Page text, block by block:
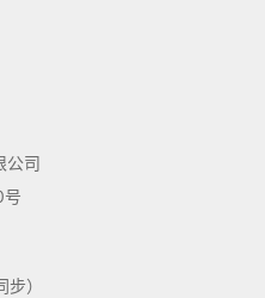
公司
号
）